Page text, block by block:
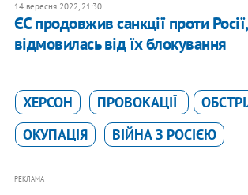
14 вересня 2022, 21:30
ЄС продовжив санкції проти
відмовилась від їх блокування
ХЕРСОН ПРОВОКАЦІЇ
ОКУПАЦІЯ
ВІЙНА З РОСІЄЮ
РЕКЛАМА